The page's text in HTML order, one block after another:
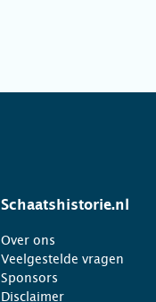
Schaatshistorie.nl
Over ons
Veelgestelde vragen
Sponsors
Disclaimer